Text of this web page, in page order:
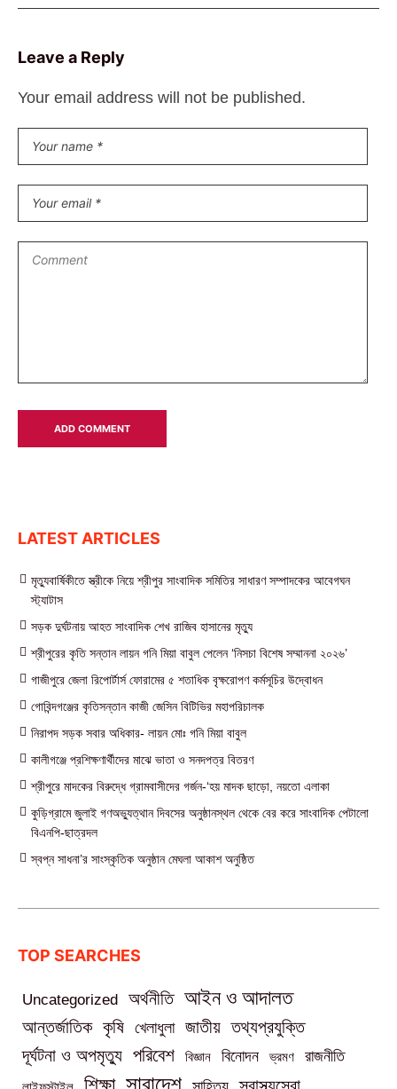
Leave a Reply
Your email address will not be published.
LATEST ARTICLES
মৃত্যুবার্ষিকীতে স্ত্রীকে নিয়ে শ্রীপুর সাংবাদিক সমিতির সাধারণ সম্পাদকের আবেগঘন
স্ট্যাটাস
সড়ক দুর্ঘটনায় আহত সাংবাদিক শেখ রাজিব হাসানের মৃত্যু
শ্রীপুরের কৃতি সন্তান লায়ন গনি মিয়া বাবুল পেলেন ‘নিসচা বিশেষ সম্মাননা ২০২৬’
গাজীপুরে জেলা রিপোর্টার্স ফোরামের ৫ শতাধিক বৃক্ষরোপণ কর্মসূচির উদ্বোধন
গোবিন্দগঞ্জের কৃতিসন্তান কাজী জেসিন বিটিভির মহাপরিচালক
নিরাপদ সড়ক সবার অধিকার- লায়ন মোঃ গনি মিয়া বাবুল
কালীগঞ্জে প্রশিক্ষণার্থীদের মাঝে ভাতা ও সনদপত্র বিতরণ
শ্রীপুরে মাদকের বিরুদ্ধে গ্রামবাসীদের গর্জন-‘হয় মাদক ছাড়ো, নয়তো এলাকা
কুড়িগ্রামে জুলাই গণঅভ্যুত্থান দিবসের অনুষ্ঠানস্থল থেকে বের করে সাংবাদিক পেটালো
বিএনপি-ছাত্রদল
স্বপ্ন সাধনা’র সাংস্কৃতিক অনুষ্ঠান মেঘলা আকাশ অনুষ্ঠিত
TOP SEARCHES
Uncategorized অর্থনীতি আইন ও আদালত
আন্তর্জাতিক কৃষি খেলাধুলা জাতীয় তথ্যপ্রযুক্তি
দূর্ঘটনা ও অপমৃত্যু পরিবেশ বিজ্ঞান বিনোদন ভ্রমণ রাজনীতি
শিক্ষা সারাদেশ স্বাস্থ্যসেবা